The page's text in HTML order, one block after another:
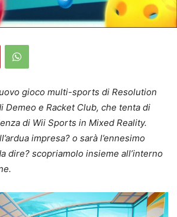
gioco multi-sports di Resolution
Demeo e Racket Club, che tenta di
di Wii Sports in Mixed Reality.
impresa? o sarà l’ennesimo
dire? scopriamolo insieme all’interno